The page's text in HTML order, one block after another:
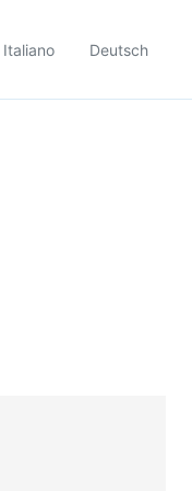
Italiano Deutsch